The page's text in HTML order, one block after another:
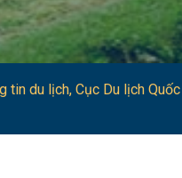
tin du lịch​, Cục Du lịch